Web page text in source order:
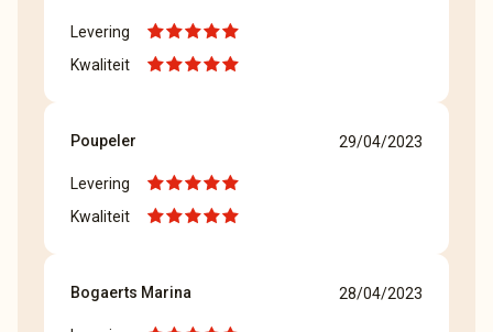
Levering
Kwaliteit
Poupeler 29/04/2023
Levering
Kwaliteit
Bogaerts Marina 28/04/2023